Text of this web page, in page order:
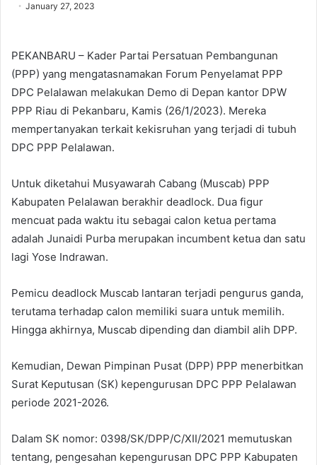
January 27, 2023
PEKANBARU – Kader Partai Persatuan Pembangunan
(PPP) yang mengatasnamakan Forum Penyelamat PPP
DPC Pelalawan melakukan Demo di Depan kantor DPW
PPP Riau di Pekanbaru, Kamis (26/1/2023). Mereka
mempertanyakan terkait kekisruhan yang terjadi di tubuh
DPC PPP Pelalawan.
Untuk diketahui Musyawarah Cabang (Muscab) PPP
Kabupaten Pelalawan berakhir deadlock. Dua figur
mencuat pada waktu itu sebagai calon ketua pertama
adalah Junaidi Purba merupakan incumbent ketua dan satu
lagi Yose Indrawan.
Pemicu deadlock Muscab lantaran terjadi pengurus ganda,
terutama terhadap calon memiliki suara untuk memilih.
Hingga akhirnya, Muscab dipending dan diambil alih DPP.
Kemudian, Dewan Pimpinan Pusat (DPP) PPP menerbitkan
Surat Keputusan (SK) kepengurusan DPC PPP Pelalawan
periode 2021-2026.
Dalam SK nomor: 0398/SK/DPP/C/XII/2021 memutuskan
tentang, pengesahan kepengurusan DPC PPP Kabupaten